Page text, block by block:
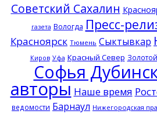
Советский Сахалин
газета Вологда Пресс-
Красноярск Тюмень Сыктывкар
Киров Уфа Красный Север
Софья
авторы Наше время
ведомости Барнаул Нижегородская